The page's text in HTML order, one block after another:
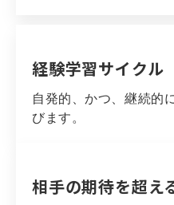
経験学習サイクル
自発的、かつ、継続的
びます。
相手の期待を超え